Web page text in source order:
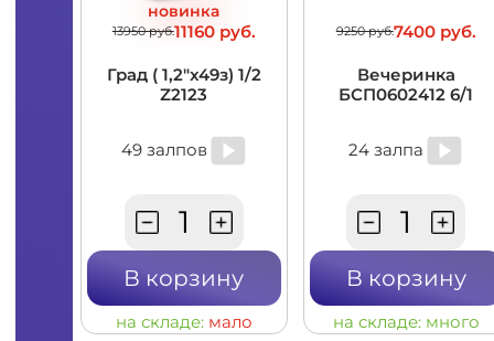
новинка
13950 руб.11160 руб.
Град ( 1,2"x49з) 1/2
Z2123
49 залпов
В корзину
на складе: мало
9250 руб.7400 руб.
Вечеринка
БСП0602412 6/1
24 залпа
В корзину
на складе: много